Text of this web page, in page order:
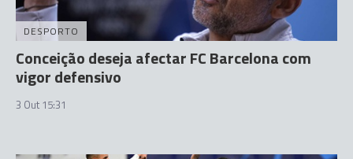
DESPORTO
Conceição deseja afectar FC Barcelona com
vigor defensivo
3 Out 15:31